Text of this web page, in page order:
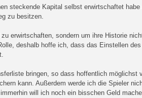
steckende Kapital selbst erwirtschaftet habe
zu besitzen.
erwirtschaften, sondern um ihre Historie
deshalb hoffe ich, dass das Einstellen
bringen, so dass hoffentlich möglichst
kann. Außerdem werde ich die Spieler
will ich noch ein bisschen Geld